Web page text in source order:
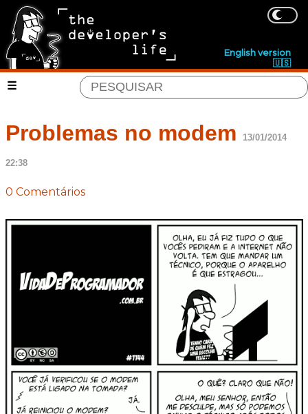
English version
🇺🇸
Problemas no modem 13/01/2014
22:38
0 Comentários